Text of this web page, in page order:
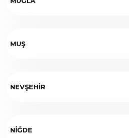
MUŞ
NEVŞEHİR
NİĞDE